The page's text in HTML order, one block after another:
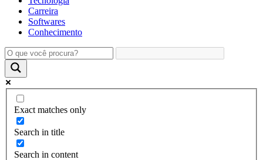
Carreira
Softwares
Conhecimento
Exact matches only
Search in title
Search in content